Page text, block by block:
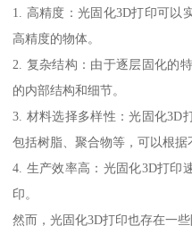
1. 高精度：光固化3D打印可以
高精度的物体。
2. 复杂结构：由于逐层固化的
的内部结构和细节。
3. 材料选择多样性：光固化3D
包括树脂、聚合物等，可以根据
4. 生产效率高：光固化3D打印
印。
然而，光固化3D打印也存在一些